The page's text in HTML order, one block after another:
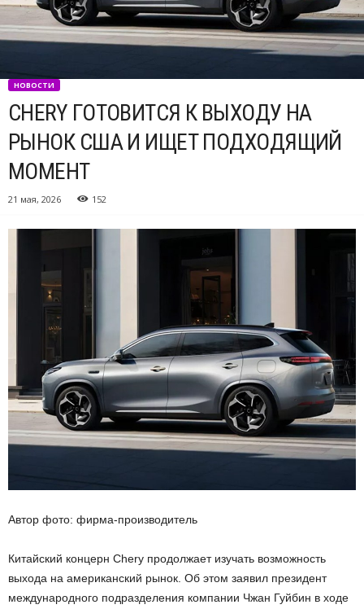
НОВОСТИ
CHERY ГОТОВИТСЯ К ВЫХОДУ НА
РЫНОК США И ИЩЕТ ПОДХОДЯЩИЙ
МОМЕНТ
21 мая, 2026 152
Автор фото: фирма-производитель
Китайский концерн Chery продолжает изучать возможность
выхода на американский рынок. Об этом заявил президент
международного подразделения компании Чжан Гуйбин в ходе